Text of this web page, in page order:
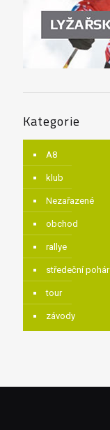
Kategorie
A8
klub
Nezařazené
obchod
rallye
středeční pohár
tour
závody